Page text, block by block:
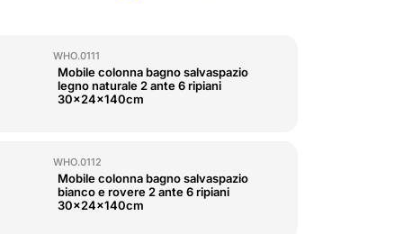
WHO.0111
Mobile colonna bagno salvaspazio
legno naturale 2 ante 6 ripiani
30x24x140cm
WHO.0112
Mobile colonna bagno salvaspazio
bianco e rovere 2 ante 6 ripiani
30x24x140cm